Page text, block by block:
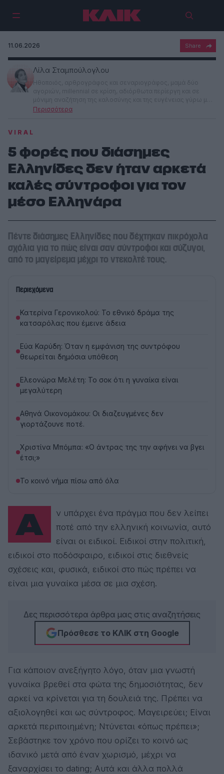
11.06.2026
VIRAL
5 φορές που διάσημες
Ελληνίδες δεν ήταν αρκετά
καλές σύντροφοι για τον
μέσο Ελληνάρα
Πέντε διάσημες Ελληνίδες που δέχτηκαν πικρόχολα
σχόλια για το πώς είναι σαν σύντροφοι και σύζυγοι,
από το μαγείρεμα μέχρι το ντεκολτέ τους.
Περιεχόμενα
Κατερίνα Γερονικολού: Το εθνικό δράμα της
κατσαρόλας που έμεινε άδεια
Εύα Καρύδη: Όταν η εμφάνιση της συντρόφου
θεωρείται δημόσια υπόθεση
Ελεονώρα Μελέτη: Το σοκ ότι η γυναίκα είναι
μεγαλύτερη
Αθηνά Οικονομάκου: Οι διαζευγμένες δεν
γιορτάζουνε ποτέ.
Χριστίνα Μπόμπα: «Ο άντρας της την αφήνει να βγει
έτσι;»
Το κοινό νήμα πίσω από όλα
Αν υπάρχει ένα πράγμα που δεν λείπει
ποτέ από την ελληνική κοινωνία, αυτό
είναι οι ειδικοί. Ειδικοί στην πολιτική,
ειδικοί στο ποδόσφαιρο, ειδικοί στις διεθνείς
σχέσεις και, φυσικά, ειδικοί στο πώς πρέπει να
είναι μια γυναίκα μέσα σε μια σχέση.
Δες περισσότερα άρθρα μας στις αναζητήσεις
Πρόσθεσε το ΚΛΙΚ στη Google
Για κάποιον ανεξήγητο λόγο, όταν μια γνωστή
γυναίκα βρεθεί στα φώτα της δημοσιότητας, δεν
αρκεί να κρίνεται για τη δουλειά της. Πρέπει να
αξιολογηθεί και ως σύντροφος. Μαγειρεύει; Είναι
αρκετά περιποιημένη; Ντύνεται «όπως πρέπει»;
Σεβάστηκε τον χρόνο που ορίζει το κοινό ως
ιδανικό μετά από έναν χωρισμό, μέχρι να
ξαναρχίσει το dating; Αυτά και άλλα πολλά
Λίλα Σταμπούλογλου
Γεννήθηκα στην Αθήνα, είμαι παιδί της πόλης και της